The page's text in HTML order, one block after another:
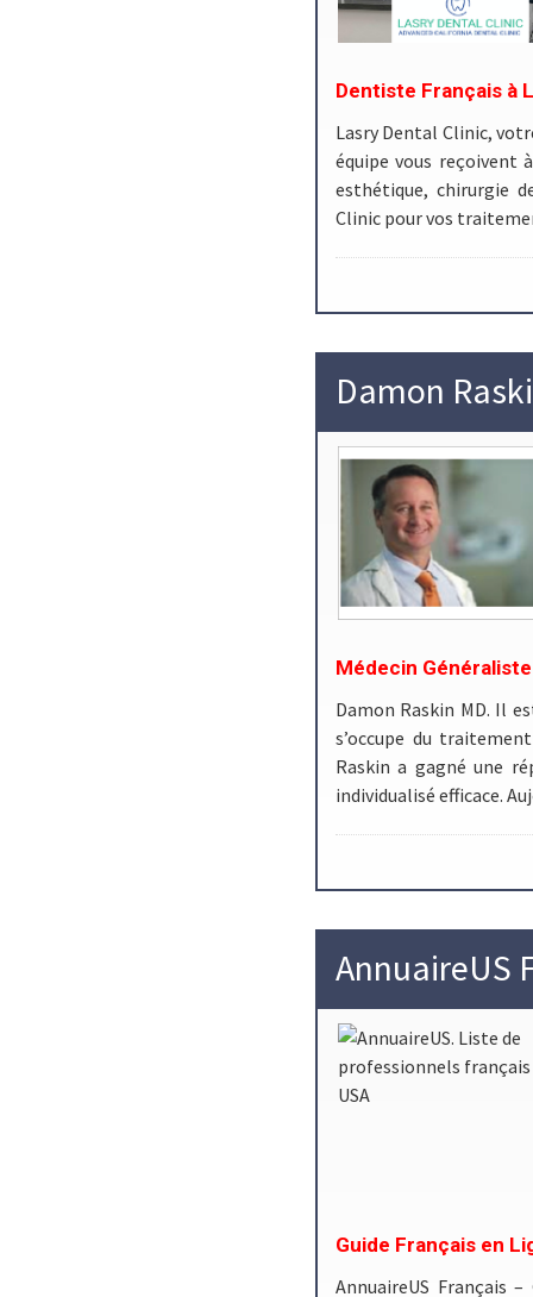
Dentiste Français à
Lasry Dental Clinic,
équipe vous reçoivent
esthétique, chirurgie
Clinic pour vos
Damon
Médecin
Damon Raskin MD. Il
s’occupe du
Raskin a gagné une
individualisé efficace.
AnnuaireUS
Guide Français en
AnnuaireUS Français